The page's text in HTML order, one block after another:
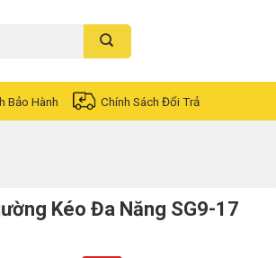
Bảo Hành Chính Sách Đổi Trả
Kéo Đa Năng SG9-17